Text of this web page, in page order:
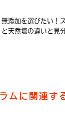
無添加を選びたい！
と天然塩の違いと見
ムに関連す